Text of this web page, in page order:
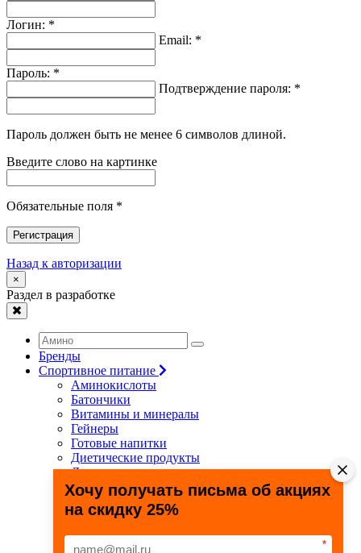
Логин: *
Email: *
Пароль: *
Подтверждение пароля: *
Пароль должен быть не менее 6 символов длиной.
Введите слово на картинке
Обязательные поля *
Регистрация
Назад к авторизации
×
Раздел в разработке
Бренды
Спортивное питание
Аминокислоты
Батончики
Витамины и минералы
Гейнеры
Готовые напитки
Диетические продукты
Для связок и суставов
Жиросжигатели
Здоровье и долголетие
Креатин
Специальные препараты
Хочу получать письма об акциях
на скидку 25%
*